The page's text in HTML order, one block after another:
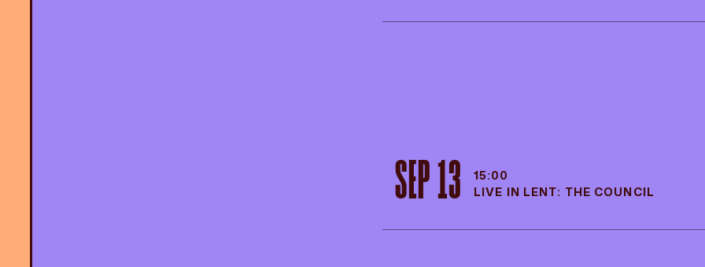
SEP 11
20:30
SEP 13
15:00
LIVE IN LENT: THE COUNCIL
SEP 13
15:00